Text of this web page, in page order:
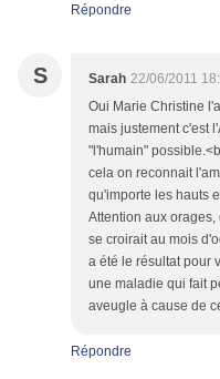
Répondre
S Sarah 22/06/2011
Oui Marie Christine
mais justement c'est
"l'humain"
cela on reconnait
qu'importe les hauts
Attention aux orages,
se croirait au mois
a été le résultat pour
une maladie qui fait
aveugle à cause de
Répondre